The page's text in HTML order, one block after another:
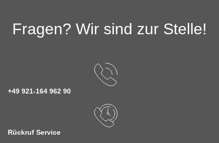
Fragen? Wir sind zur Stelle!
+49 921-164 962 90
Rückruf Service